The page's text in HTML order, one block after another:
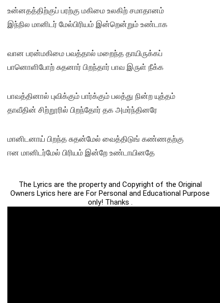
உன்னதத்திற்குப் பரற்கு மகிமை உலகிற் சமாதானம்
இந்நில மானிடர் மேல்பிரியம் இன்றென்றும் உண்டாக
வான பரன்மகிமை பவத்தால் மறைந்த தாயிருக்கப்
பானொளிபோற் சுதனார் பிறந்தார் பாவ இருள் நீக்க
பாவத்தினால் புவிக்கும் பார்க்கும் பலத்து நின்ற யுத்தம்
தாவீதின் சிற்றூரில் பிறந்தோர் தக அமர்ந்தினரே
மானிடனாய் பிறந்த சுதன்மேல் வைத்திடுங் கண்ணதற்கு
ஈன மானிடர்மேல் பிரியம் இன்றே உண்டாயினதே
The Lyrics are the property and Copyright of the Original
Owners Lyrics here are For Personal and Educational Purpose
only! Thanks .